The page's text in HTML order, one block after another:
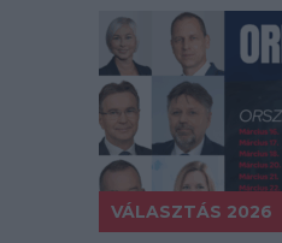
VÁLASZTÁS 2026